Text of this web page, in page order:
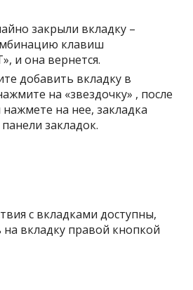
закрыли вкладку –
клавиш
и она вернется.
добавить вкладку в
на «звездочку» , после
нажмете на нее, закладка
закладок.
с вкладками доступны,
на вкладку правой кнопкой